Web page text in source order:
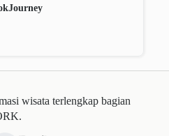
wisata terlengkap bagian